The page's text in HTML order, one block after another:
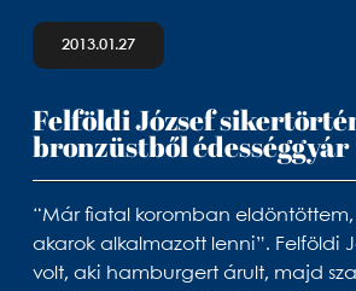
2013.01.27
Felföldi József
bronzüstből édességgyár
“Már fiatal koromban
akarok alkalmazott lenni”. Felföldi
volt, aki hamburgert árult, majd